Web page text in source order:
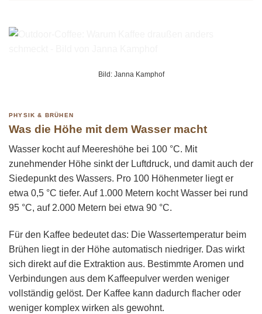
Bild: Janna Kamphof
PHYSIK & BRÜHEN
Was die Höhe mit dem Wasser macht
Wasser kocht auf Meereshöhe bei 100 °C. Mit
zunehmender Höhe sinkt der Luftdruck, und damit auch der
Siedepunkt des Wassers. Pro 100 Höhenmeter liegt er
etwa 0,5 °C tiefer. Auf 1.000 Metern kocht Wasser bei rund
95 °C, auf 2.000 Metern bei etwa 90 °C.
Für den Kaffee bedeutet das: Die Wassertemperatur beim
Brühen liegt in der Höhe automatisch niedriger. Das wirkt
sich direkt auf die Extraktion aus. Bestimmte Aromen und
Verbindungen aus dem Kaffeepulver werden weniger
vollständig gelöst. Der Kaffee kann dadurch flacher oder
weniger komplex wirken als gewohnt.